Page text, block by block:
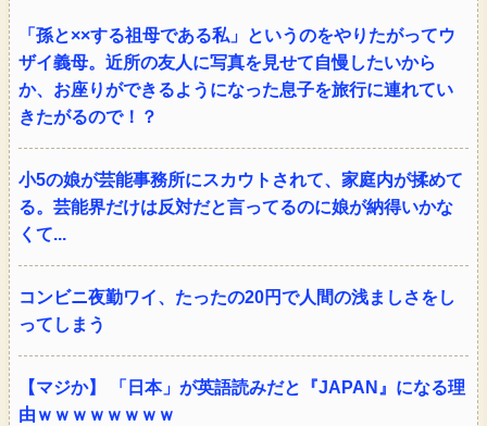
「孫と××する祖母である私」というのをやりたがってウ
ザイ義母。近所の友人に写真を見せて自慢したいから
か、お座りができるようになった息子を旅行に連れてい
きたがるので！？
小5の娘が芸能事務所にスカウトされて、家庭内が揉めて
る。芸能界だけは反対だと言ってるのに娘が納得いかな
くて...
コンビニ夜勤ワイ、たったの20円で人間の浅ましさをし
ってしまう
【マジか】 「日本」が英語読みだと『JAPAN』になる理
由ｗｗｗｗｗｗｗｗ